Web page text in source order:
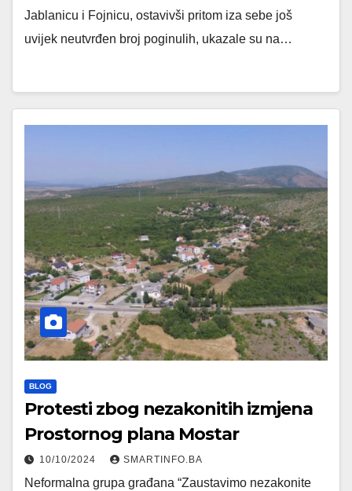
Jablanicu i Fojnicu, ostavivši pritom iza sebe još
uvijek neutvrđen broj poginulih, ukazale su na…
BLOG
Protesti zbog nezakonitih izmjena
Prostornog plana Mostar
10/10/2024 SMARTINFO.BA
Neformalna grupa građana “Zaustavimo nezakonite